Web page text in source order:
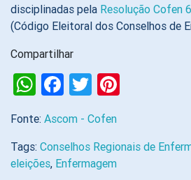
disciplinadas pela Resolução Cofen
(Código Eleitoral dos Conselhos de
Compartilhar
WhatsApp
Facebook
Twitter
Fonte: Ascom - Cofen
Tags: Conselhos Regionais de
eleições, Enfermagem